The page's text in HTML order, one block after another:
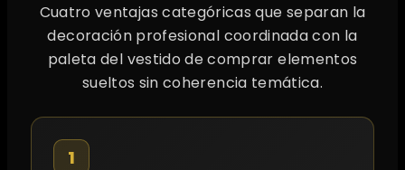
Cuatro ventajas categóricas que separan la
decoración profesional coordinada con la
paleta del vestido de comprar elementos
sueltos sin coherencia temática.
1